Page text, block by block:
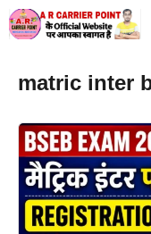
Skip
to
matric inter